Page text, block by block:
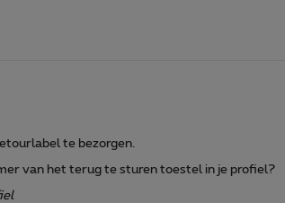
te bezorgen.
van het terug te sturen toestel in je profiel?